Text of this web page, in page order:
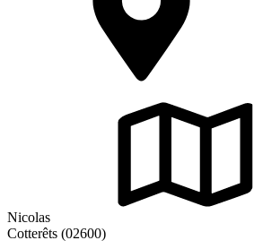
Nicolas
Cotterêts (02600)